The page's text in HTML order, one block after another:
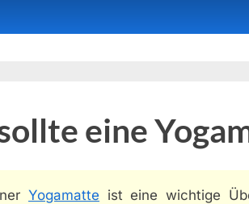
eine
Yogamatte ist eine wichtige